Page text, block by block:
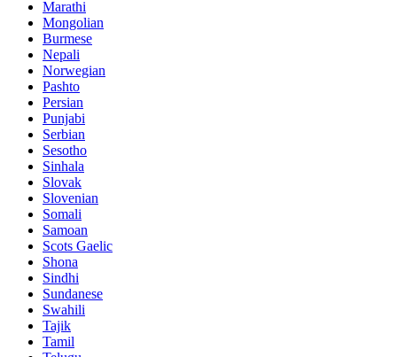
Marathi
Mongolian
Burmese
Nepali
Norwegian
Pashto
Persian
Punjabi
Serbian
Sesotho
Sinhala
Slovak
Slovenian
Somali
Samoan
Scots Gaelic
Shona
Sindhi
Sundanese
Swahili
Tajik
Tamil